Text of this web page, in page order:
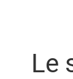
Le